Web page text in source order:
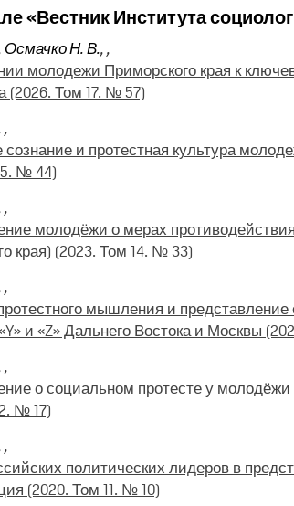
«Вестник Института
Осмачко Н. В.,,
молодежи Приморского края к
(2026. Том 17. № 57)
,
сознание и протестная культура
№ 44)
,
молодёжи о мерах
края) (2023. Том 14. № 33)
,
мышления и
и «Z» Дальнего Востока и Москвы
,
о социальном протесте у молодёжи
№ 17)
,
политических лидеров в
(2020. Том 11. № 10)